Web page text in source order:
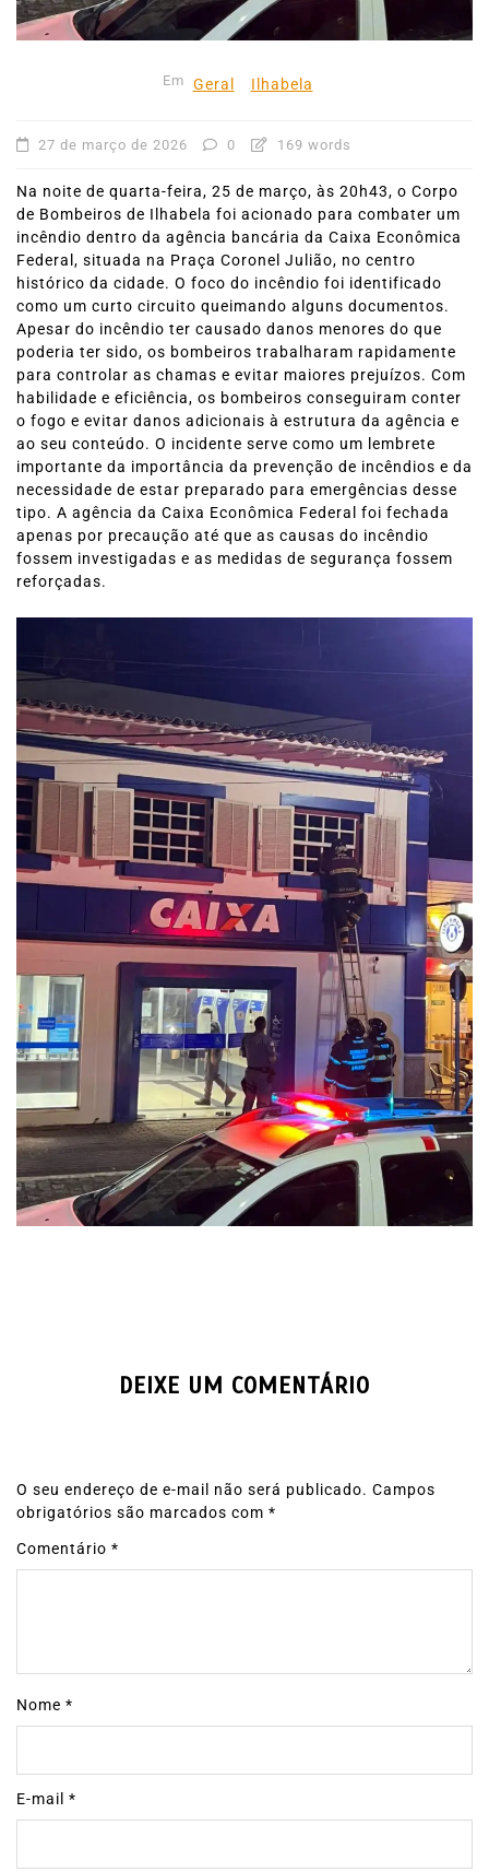
Em Geral Ilhabela
27 de março de 2026 0 169 words
Na noite de quarta-feira, 25 de março, às 20h43, o Corpo
de Bombeiros de Ilhabela foi acionado para combater um
incêndio dentro da agência bancária da Caixa Econômica
Federal, situada na Praça Coronel Julião, no centro
histórico da cidade. O foco do incêndio foi identificado
como um curto circuito queimando alguns documentos.
Apesar do incêndio ter causado danos menores do que
poderia ter sido, os bombeiros trabalharam rapidamente
para controlar as chamas e evitar maiores prejuízos. Com
habilidade e eficiência, os bombeiros conseguiram conter
o fogo e evitar danos adicionais à estrutura da agência e
ao seu conteúdo. O incidente serve como um lembrete
importante da importância da prevenção de incêndios e da
necessidade de estar preparado para emergências desse
tipo. A agência da Caixa Econômica Federal foi fechada
apenas por precaução até que as causas do incêndio
fossem investigadas e as medidas de segurança fossem
reforçadas.
DEIXE UM COMENTÁRIO
O seu endereço de e-mail não será publicado. Campos
obrigatórios são marcados com *
Comentário *
Nome *
E-mail *